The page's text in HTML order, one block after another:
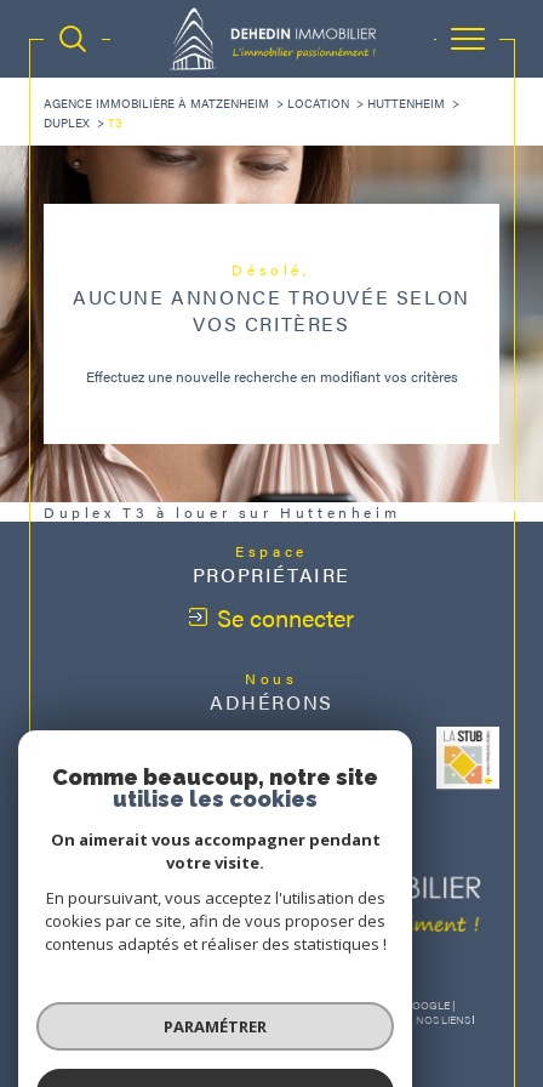
AGENCE IMMOBILIÈRE À MATZENHEIM LOCATION
HUTTENHEIM
DUPLEX
T3
Désolé,
AUCUNE ANNONCE TROUVÉE SELON
VOS CRITÈRES
Effectuez une nouvelle recherche en modifiant vos critères
Duplex T3 à louer sur Huttenheim
Espace
PROPRIÉTAIRE
Se connecter
Nous
ADHÉRONS
© 2026 | TOUS DROITS RÉSERVÉS | TRADUCTION POWERED BY GOOGLE |
NOS HONORAIRES
PLAN DU SITE MENTIONS LÉGALES ADMIN
NOS LIENS
POLITIQUE RGPD
Comme beaucoup, notre site
utilise les cookies
On aimerait vous accompagner pendant
votre visite.
En poursuivant, vous acceptez l'utilisation des
cookies par ce site, afin de vous proposer des
contenus adaptés et réaliser des statistiques !
PARAMÉTRER